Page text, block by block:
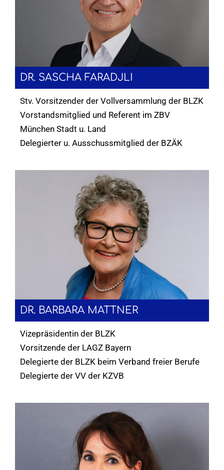
DR. SASCHA FARADJLI
Stv. Vorsitzender der Vollversammlung der BLZK
Vorstandsmitglied und Referent im ZBV
München Stadt u. Land
Delegierter u. Ausschussmitglied der BZÄK
DR. BARBARA MATTNER
Vizepräsidentin der BLZK
Vorsitzende der LAGZ Bayern
Delegierte der BLZK beim Verband freier Berufe
Delegierte der VV der KZVB